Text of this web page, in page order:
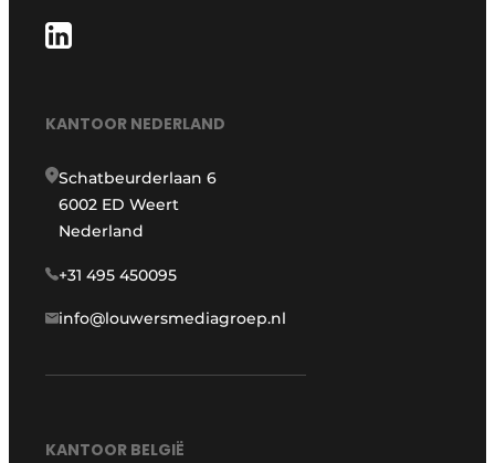
KANTOOR NEDERLAND
Schatbeurderlaan 6
6002 ED Weert
Nederland
+31 495 450095
info@louwersmediagroep.nl
KANTOOR BELGIË